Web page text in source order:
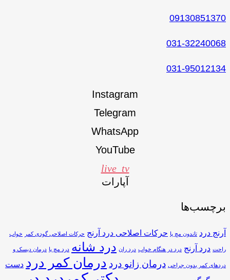
09130851370
031-32240068
031-95012134
Instagram
Telegram
WhatsApp
YouTube
live_tv
آپارات
برچسب‌ها
آرنج درد تاندون مچ پا حرکات اصلاحی درد آرنج حرکات اصلاحی گودی کمر خواب
راحت درد آرنج درد در هنگام خواب درد ران درد شانه درد مچ پا درمان دیسک و
دردهای کمر بدون جراحی درمان زانو درد درمان کمر درد دست